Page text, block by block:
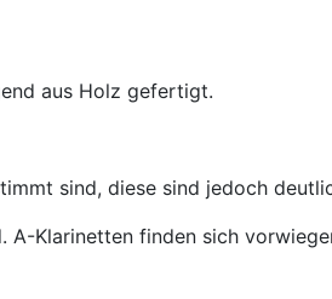
aus Holz gefertigt.
sind, diese sind jedoch
Klarinetten finden sich